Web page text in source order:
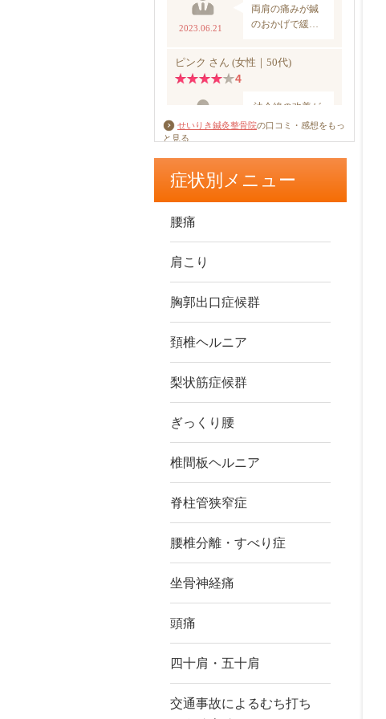
せいりき鍼灸整骨院の口コミ・感想をもっ
と見る
症状別メニュー
腰痛
肩こり
胸郭出口症候群
頚椎ヘルニア
梨状筋症候群
ぎっくり腰
椎間板ヘルニア
脊柱管狭窄症
腰椎分離・すべり症
坐骨神経痛
頭痛
四十肩・五十肩
交通事故によるむち打ち